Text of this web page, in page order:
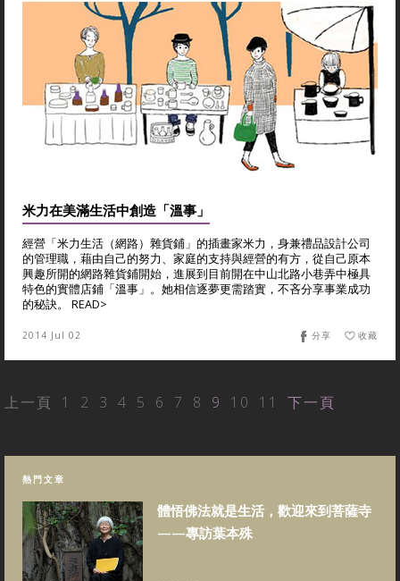
米力在美滿生活中創造「溫事」
經營「米力生活（網路）雜貨鋪」的插畫家米力，身兼禮品設計公司
的管理職，藉由自己的努力、家庭的支持與經營的有方，從自己原本
興趣所開的網路雜貨鋪開始，進展到目前開在中山北路小巷弄中極具
特色的實體店鋪「溫事」。她相信逐夢更需踏實，不吝分享事業成功
的秘訣。 READ>
2014 Jul 02 收藏
分享
上一頁 1 2 3 4 5 6 7 8 9 10 11 下一頁
熱門文章
體悟佛法就是生活，歡迎來到菩薩寺
——專訪葉本殊